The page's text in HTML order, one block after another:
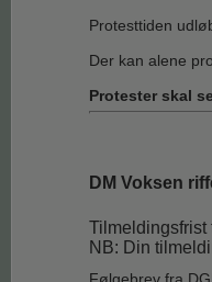
Protesttiden
Der kan alene
Protester skal
DM Voksen
NB: Din